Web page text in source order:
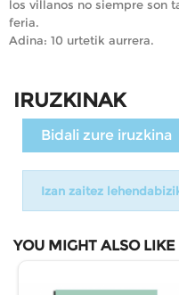
los villanos no siempre son
feria.
Adina: 10 urtetik aurrera.
IRUZKINAK
Bidali zure iruzkina
Izan zaitez
YOU MIGHT ALSO LIKE